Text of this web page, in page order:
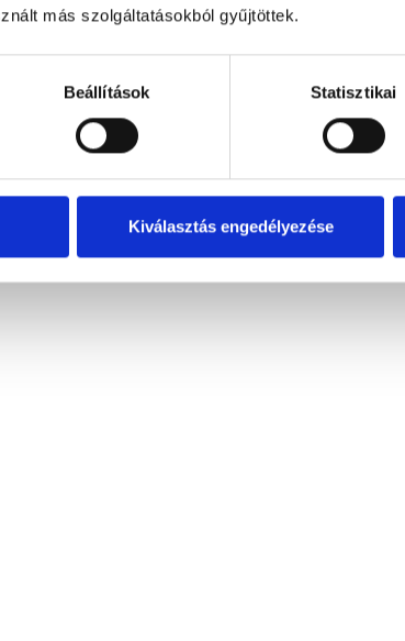
más szolgáltatásokból gyűjtöttek.
Beállítások Statisztikai
Kiválasztás engedélyezése
másra bízni a weboldal készítést. Ha mégis
pár tipp, hogy biztonságosan csináld!